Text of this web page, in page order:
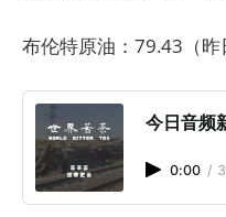
布伦特原油：79.43（昨
今日音频
0:00 /